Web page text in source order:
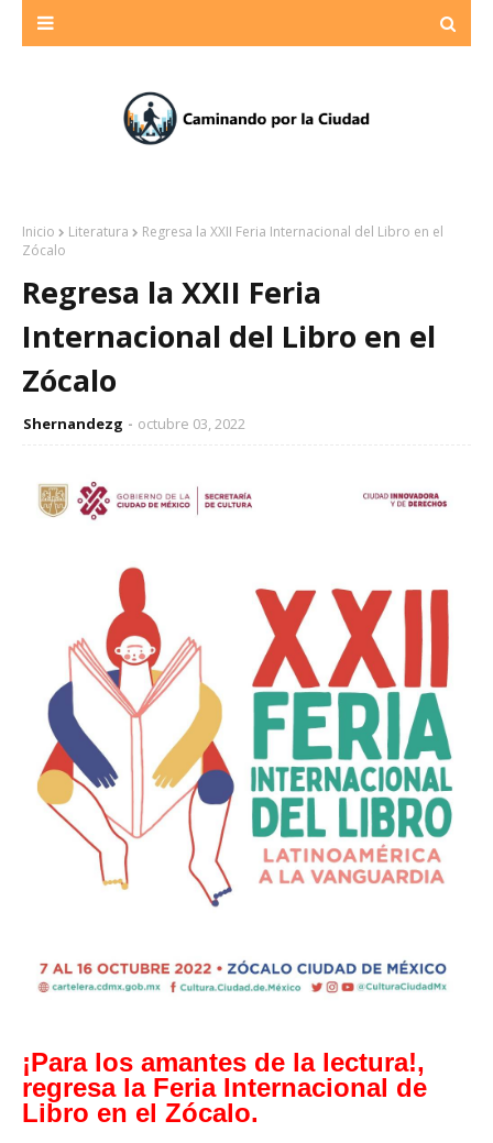
Inicio Literatura
Regresa la XXII Feria Internacional del Libro en el
Zócalo
Regresa la XXII Feria
Internacional del Libro en el
Zócalo
Shernandezg octubre 03, 2022
¡Para los amantes de la lectura!,
regresa la Feria Internacional de
Libro en el Zócalo.